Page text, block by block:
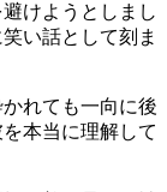
けようとしまし
い話として刻ま
れても一向に後
本当に理解して